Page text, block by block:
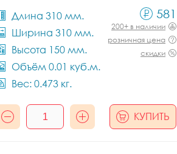
Длина 310 мм.
Ширина 310 мм.
Высота 150 мм.
Объём 0.01 куб.м.
Вес: 0.473 кг.
581
200+ в наличии
розничная цена
скидки
КУПИТЬ